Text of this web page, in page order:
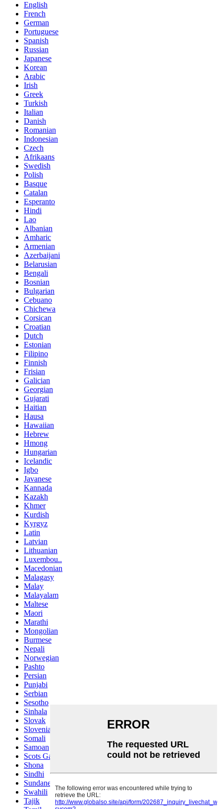
English
French
German
Portuguese
Spanish
Russian
Japanese
Korean
Arabic
Irish
Greek
Turkish
Italian
Danish
Romanian
Indonesian
Czech
Afrikaans
Swedish
Polish
Basque
Catalan
Esperanto
Hindi
Lao
Albanian
Amharic
Armenian
Azerbaijani
Belarusian
Bengali
Bosnian
Bulgarian
Cebuano
Chichewa
Corsican
Croatian
Dutch
Estonian
Filipino
Finnish
Frisian
Galician
Georgian
Gujarati
Haitian
Hausa
Hawaiian
Hebrew
Hmong
Hungarian
Icelandic
Igbo
Javanese
Kannada
Kazakh
Khmer
Kurdish
Kyrgyz
Latin
Latvian
Lithuanian
Luxembou..
Macedonian
Malagasy
Malay
Malayalam
Maltese
Maori
Marathi
Mongolian
Burmese
Nepali
Norwegian
Pashto
Persian
Punjabi
Serbian
Sesotho
Sinhala
Slovak
Slovenian
Somali
Samoan
Scots Gaelic
Shona
Sindhi
Sundanese
Swahili
Tajik